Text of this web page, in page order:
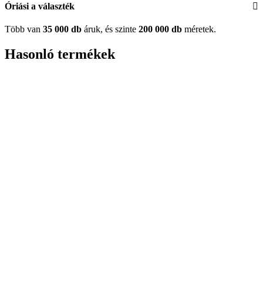
Óriási a választék
Több van 35 000 db áruk, és szinte 200 000 db méretek.
Hasonló termékek